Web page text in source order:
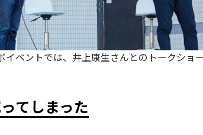
イベントでは、井上康生さんとのトークシ
てしまった